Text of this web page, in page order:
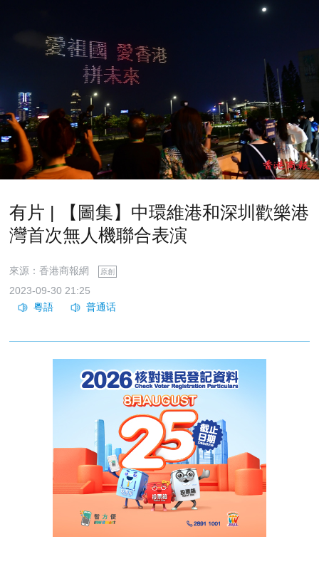
有片 | 【圖集】中環維港和深圳歡樂港
灣首次無人機聯合表演
來源：香港商報網 原創
2023-09-30 21:25